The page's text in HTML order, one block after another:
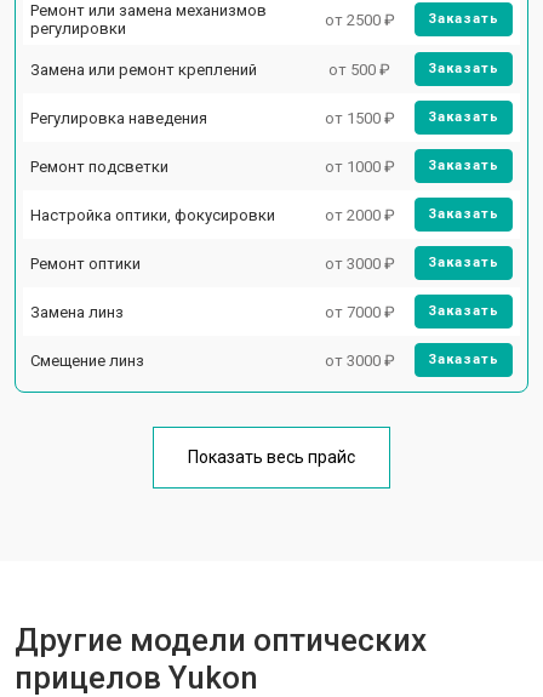
Ремонт или замена механизмов
регулировки
от 2500 ₽ Заказать
Замена или ремонт креплений от 500 ₽ Заказать
Регулировка наведения от 1500 ₽ Заказать
Ремонт подсветки от 1000 ₽ Заказать
Настройка оптики, фокусировки от 2000 ₽ Заказать
Ремонт оптики от 3000 ₽ Заказать
Замена линз от 7000 ₽ Заказать
Смещение линз от 3000 ₽ Заказать
Показать весь прайс
Другие модели оптических
прицелов Yukon